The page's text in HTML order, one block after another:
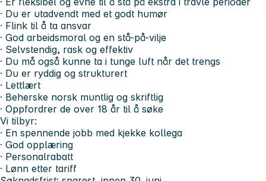
· Du er utadvendt med et godt humør
· Flink til å ta ansvar
· God arbeidsmoral og en stå-på-vilje
· Selvstendig, rask og effektiv
· Du må også kunne ta i tunge luft når det trengs
· Du er ryddig og strukturert
· Lettlært
· Beherske norsk muntlig og skriftlig
· Oppfordrer de over 18 år til å søke
Vi tilbyr:
· En spennende jobb med kjekke kollega
· God opplæring
· Personalrabatt
· Lønn etter tariff